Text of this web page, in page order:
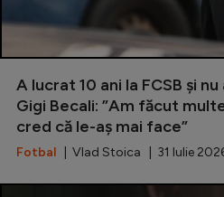
A lucrat 10 ani la FCSB și
Gigi Becali: ”Am făcut
cred că le-aș mai face”
Fotbal | Vlad Stoica | 31 Iulie